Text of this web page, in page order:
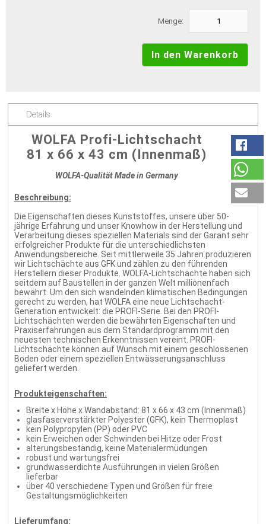
Menge:
Details
WOLFA Profi-Lichtschacht
81 x 66 x 43 cm (Innenmaß)
WOLFA-Qualität Made in Germany
Beschreibung:
Die Eigenschaften dieses Kunststoffes, unsere über 50-
jährige Erfahrung und unser Knowhow in der Herstellung und
Verarbeitung dieses speziellen Materials sind der Garant sehr
erfolgreicher Produkte für die unterschiedlichsten
Anwendungsbereiche. Seit mittlerweile 35 Jahren produzieren
wir Lichtschächte aus GFK und zählen zu den führenden
Herstellern dieser Produkte. WOLFA-Lichtschächte haben sich
seitdem auf Baustellen in der ganzen Welt millionenfach
bewährt. Um den sich wandelnden klimatischen Bedingungen
gerecht zu werden, hat WOLFA eine neue Lichtschacht-
Generation entwickelt: die PROFI-Serie. Bei den PROFI-
Lichtschächten werden die bewährten Eigenschaften und
Praxiserfahrungen aus dem Standardprogramm mit den
neuesten technischen Erkenntnissen vereint. PROFI-
Lichtschächte können auf Wunsch mit einem geschlossenen
Boden oder einem speziellen Entwässerungsanschluss
geliefert werden.
Produkteigenschaften:
Breite x Höhe x Wandabstand: 81 x 66 x 43 cm (Innenmaß)
glasfaserverstärkter Polyester (GFK), kein Thermoplast
kein Polypropylen (PP) oder PVC
kein Erweichen oder Schwinden bei Hitze oder Frost
alterungsbeständig, keine Materialermüdungen
robust und wartungsfrei
grundwasserdichte Ausführungen in vielen Größen
lieferbar
über 40 verschiedene Typen und Größen für freie
Gestaltungsmöglichkeiten
Lieferumfang: